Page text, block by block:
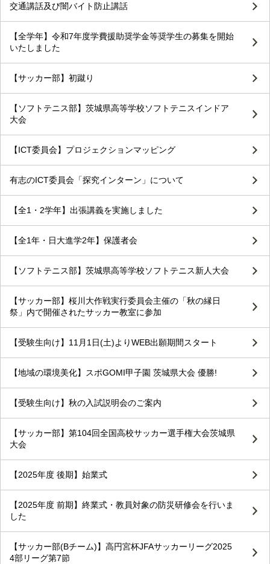
交通講話及び闇バイト防止講話
【全学年】令和7年度学費援助奨学金等奨学生の募集を開始
いたしました
【サッカー部】初蹴り
【ソフトテニス部】茨城県高等学校ソフトテニスインドア
大会
【ICT委員会】プロジェクションマッピング
有志のICT委員会「探究インターン」について
【全1・2学年】出張講義を実施しました
【全1年・日大進学2年】保護者会
【ソフトテニス部】茨城県高等学校ソフトテニス新人大会
【サッカー部】桜川大作戦実行委員会主催の「秋の縁日
祭」内で開催されたサッカー教室に参加
【受験生向け】11月1日(土)よりWEB出願期間スタート
【地域の環境美化】スポGOMI甲子園 茨城県大会 優勝!
【受験生向け】秋の入試説明会のご案内
【サッカー部】第104回全国高校サッカー選手権大会茨城県
大会
【2025年度 後期】始業式
【2025年度 前期】終業式・教員対象の防災研修会を行いま
した
【サッカー部(Bチーム)】高円宮杯JFAサッカーリーグ2025
4部リーグ第7節